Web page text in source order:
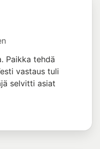
Paikka tehdä
vastaus tuli
selvitti asiat